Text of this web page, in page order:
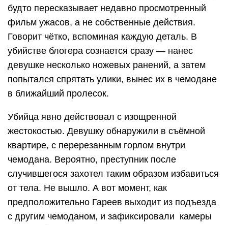
будто пересказывает недавно просмотренный
фильм ужасов, а не собственные действия.
Говорит чётко, вспоминая каждую деталь. В
убийстве блогера сознается сразу — нанес
девушке несколько ножевых ранений, а затем
попытался спрятать улики, вынес их в чемодане
в ближайший пролесок.
Убийца явно действовал с изощренной
жестокостью. Девушку обнаружили в съёмной
квартире, с перерезанным горлом внутри
чемодана. Вероятно, преступник после
случившегося захотел таким образом избавиться
от тела. Не вышло. А вот момент, как
предположительно Гареев выходит из подъезда
с другим чемоданом, и зафиксировали камеры